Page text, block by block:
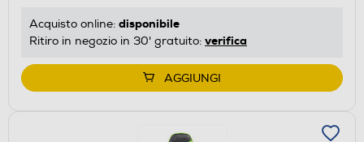
Acquisto online: disponibile
Ritiro in negozio in 30' gratuito: verifica
AGGIUNGI